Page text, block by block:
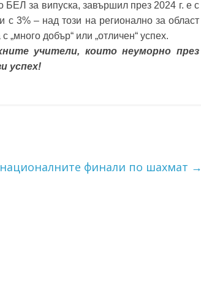
БЕЛ за випуска, завършил през 2024 г. е с
3% – над този на регионално за област
добър“ или „отличен“ успех.
учители, които неуморно през
успех!
финали по шахмат →